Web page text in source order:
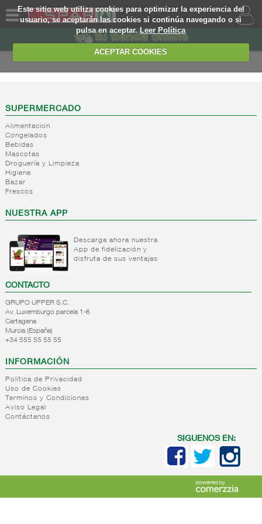
Este sitio web utiliza cookies para optimizar la experiencia del
usuario, se aceptarán las cookies si continúa navegando o si
pulsa en aceptar.Leer Política
ACEPTAR COOKIES
SOMOS
WEB
EJEMPLO
SUPERMERCADO
Alimentacion
Congelados
Bebidas
Mascotas
Droguería y Limpieza
Higiene
Bazar
Frescos
NUESTRA APP
Descarga ahora nuestra
App de fidelización y
disfruta de sus ventajas
CONTACTO
GRUPO UPPER S.C.
Av. Luxemburgo parcela 1-6
Cartagena
Murcia (España)
+34 555 55 55 55
INFORMACIÓN
Política de Privacidad
Uso de Cookies
Terminos y Condiciones
Aviso Legal
Contáctanos
SIGUENOS EN: